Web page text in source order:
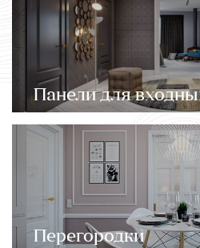
Панели для
Перегородки